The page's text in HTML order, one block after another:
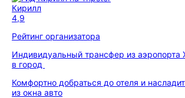
Кирилл
4,9
Рейтинг организатора
Индивидуальный трансфер из аэропорта
в город
Комфортно добраться до отеля и
из окна авто